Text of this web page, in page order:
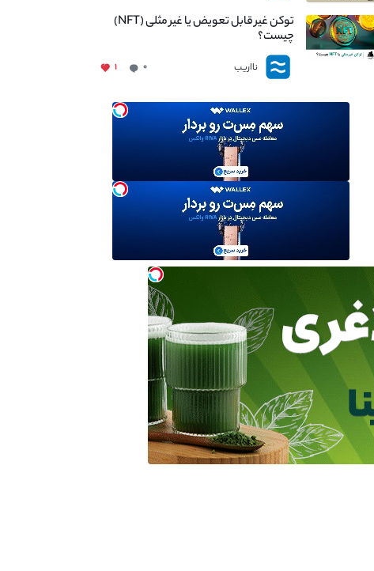
توکن غیر قابل تعویض یا غیر مثلی (NFT)
چیست؟
نااریب ۰ ۱